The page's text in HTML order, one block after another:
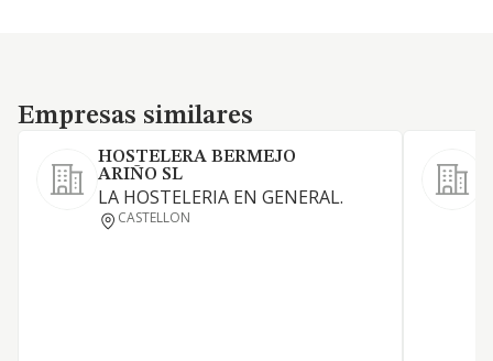
Empresas similares
Empresas similares
HOSTELERA BERMEJO
ARIÑO SL
LA HOSTELERIA EN GENERAL.
CASTELLON